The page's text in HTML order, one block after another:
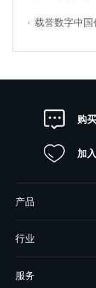
· 载誉数字中国创新大赛！
购
加
产品
行业
服务